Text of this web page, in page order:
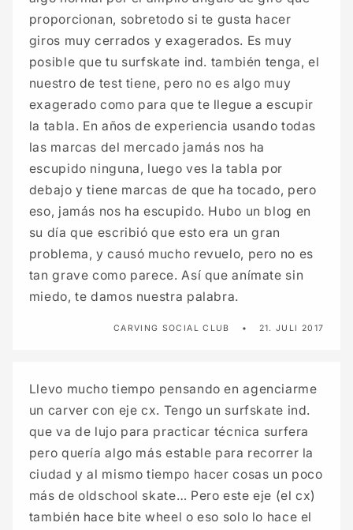
proporcionan, sobretodo si te gusta hacer
giros muy cerrados y exagerados. Es muy
posible que tu surfskate ind. también tenga, el
nuestro de test tiene, pero no es algo muy
exagerado como para que te llegue a escupir
la tabla. En años de experiencia usando todas
las marcas del mercado jamás nos ha
escupido ninguna, luego ves la tabla por
debajo y tiene marcas de que ha tocado, pero
eso, jamás nos ha escupido. Hubo un blog en
su día que escribió que esto era un gran
problema, y causó mucho revuelo, pero no es
tan grave como parece. Así que anímate sin
miedo, te damos nuestra palabra.
CARVING SOCIAL CLUB 21. JULI 2017
Llevo mucho tiempo pensando en agenciarme
un carver con eje cx. Tengo un surfskate ind.
que va de lujo para practicar técnica surfera
pero quería algo más estable para recorrer la
ciudad y al mismo tiempo hacer cosas un poco
más de oldschool skate… Pero este eje (el cx)
también hace bite wheel o eso solo lo hace el